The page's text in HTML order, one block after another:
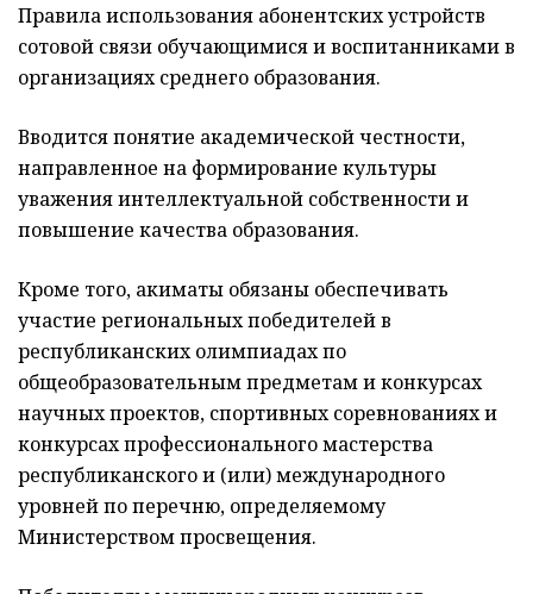
Правила использования абонентских устройств
сотовой связи обучающимися и воспитанниками в
организациях среднего образования.
Вводится понятие академической честности,
направленное на формирование культуры
уважения интеллектуальной собственности и
повышение качества образования.
Кроме того, акиматы обязаны обеспечивать
участие региональных победителей в
республиканских олимпиадах по
общеобразовательным предметам и конкурсах
научных проектов, спортивных соревнованиях и
конкурсах профессионального мастерства
республиканского и (или) международного
уровней по перечню, определяемому
Министерством просвещения.